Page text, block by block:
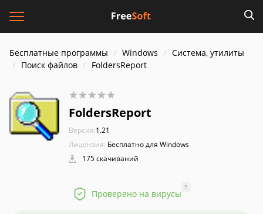
Бесплатные программы Windows
Система, утилиты
Поиск файлов
FoldersReport
FoldersReport
Версия:1.21
Лицензия: Бесплатно для Windows
175 скачиваний
Проверено на вирусы
?